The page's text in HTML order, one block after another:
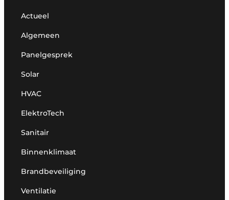
Actueel
Algemeen
Panelgesprek
Solar
HVAC
ElektroTech
Sanitair
Binnenklimaat
Brandbeveiliging
Ventilatie